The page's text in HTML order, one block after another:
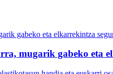
mugarik gabeko eta